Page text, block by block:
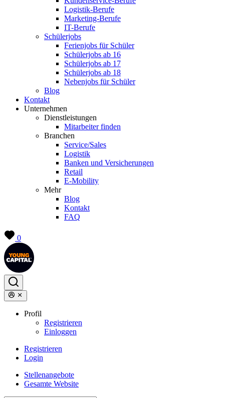
Logistik-Berufe
Marketing-Berufe
IT-Berufe
Schülerjobs
Ferienjobs für Schüler
Schülerjobs ab 16
Schülerjobs ab 17
Schülerjobs ab 18
Nebenjobs für Schüler
Blog
Kontakt
Unternehmen
Dienstleistungen
Mitarbeiter finden
Branchen
Service/Sales
Logistik
Banken und Versicherungen
Retail
E-Mobility
Mehr
Blog
Kontakt
FAQ
0
Profil
Registrieren
Einloggen
Registrieren
Login
Stellenangebote
Gesamte Website